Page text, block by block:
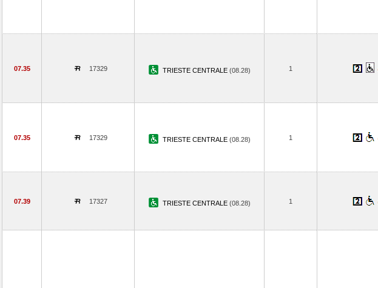
07.35 17329 TRIESTE CENTRALE (08.28) 1
07.35 17329 TRIESTE CENTRALE (08.28) 1
07.39 17327 TRIESTE CENTRALE (08.28) 1